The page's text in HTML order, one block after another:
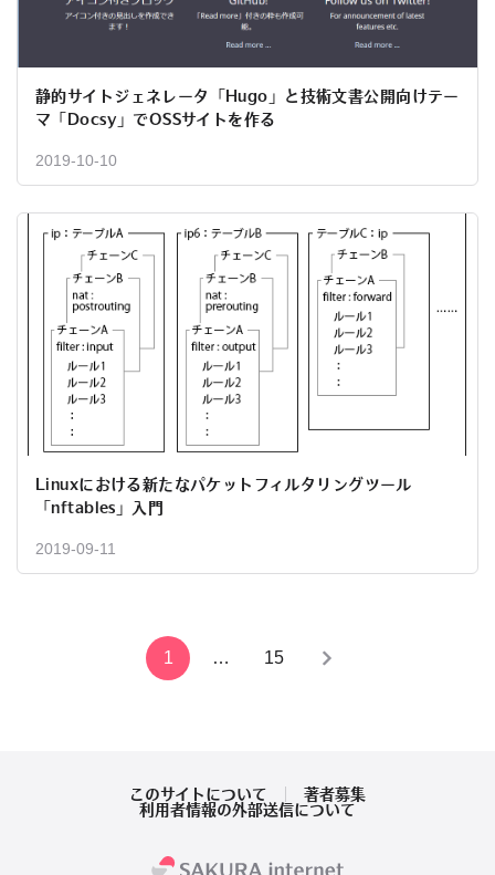
静的サイトジェネレータ「Hugo」と技術文書公開向けテー
マ「Docsy」でOSSサイトを作る
2019-10-10
Linuxにおける新たなパケットフィルタリングツール
「nftables」入門
2019-09-11
1 … 15
このサイトについて
著者募集
利用者情報の外部送信について